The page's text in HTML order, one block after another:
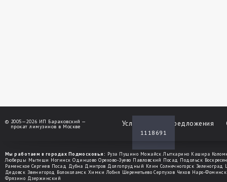
Услуги Спецпредложения
1118691
© 2005—2026 ИП Бараковский —
прокат лимузинов в Москве
Мы работаем в городах Подмосковья: Руза Пущино Можайск Лыткарино Кашира
Люберцы Мытищи Ногинск Одинцово Орехово-Зуево Павловский Посад Подольск
Раменское Сергиев Посад Дубна Дмитров Долгопрудный Клин Солнечногорск Зеленоград
Дедовск Звенигород Волоколамск Химки Лобня Шереметьево Серпухов Чехов Наро-Фоминск
Фрязино Дзержинский